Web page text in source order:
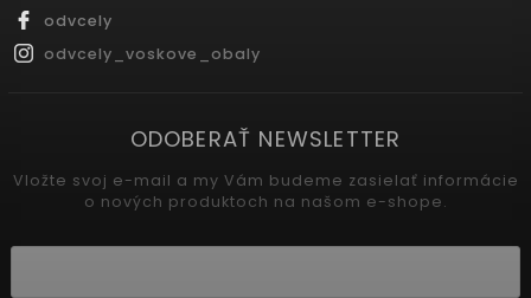
odvcely
odvcely_voskove_obaly
ODOBERAŤ NEWSLETTER
Vložte svoj e-mail a my Vám budeme zasielať informácie
o nových produktoch na našom e-shope.